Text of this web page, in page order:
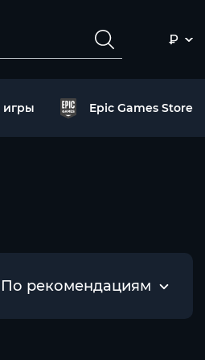
₽
игры Epic Games Store
По рекомендациям